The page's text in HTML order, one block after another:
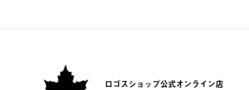
ロゴスショップ公式オンライン店